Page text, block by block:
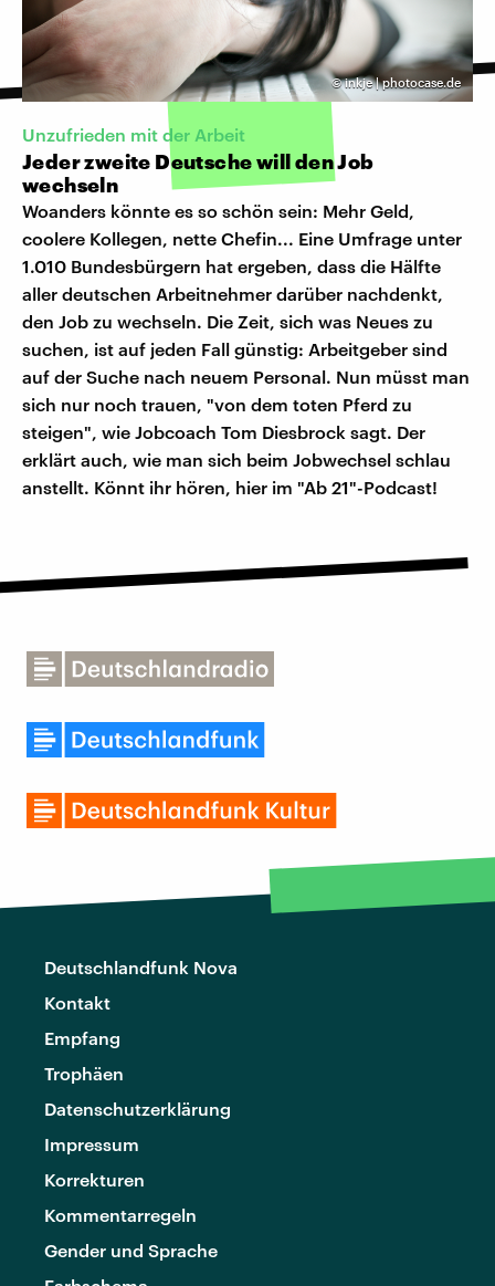
©inkje | photocase.de
Unzufrieden mit der Arbeit
Jeder zweite Deutsche will den Job
wechseln
Woanders könnte es so schön sein: Mehr Geld,
coolere Kollegen, nette Chefin... Eine Umfrage unter
1.010 Bundesbürgern hat ergeben, dass die Hälfte
aller deutschen Arbeitnehmer darüber nachdenkt,
den Job zu wechseln. Die Zeit, sich was Neues zu
suchen, ist auf jeden Fall günstig: Arbeitgeber sind
auf der Suche nach neuem Personal. Nun müsst man
sich nur noch trauen, "von dem toten Pferd zu
steigen", wie Jobcoach Tom Diesbrock sagt. Der
erklärt auch, wie man sich beim Jobwechsel schlau
anstellt. Könnt ihr hören, hier im "Ab 21"-Podcast!
Deutschlandfunk Nova
Kontakt
Empfang
Trophäen
Datenschutzerklärung
Impressum
Korrekturen
Kommentarregeln
Gender und Sprache